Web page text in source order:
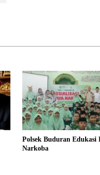
Polsek Buduran Edukasi
Narkoba